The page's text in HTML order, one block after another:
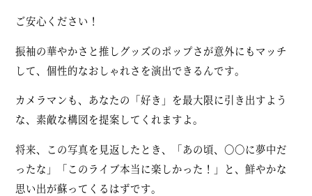
ご安心ください！
振袖の華やかさと推しグッズのポップさが意外にもマッチ
して、個性的なおしゃれさを演出できるんです。
カメラマンも、あなたの「好き」を最大限に引き出すよう
な、素敵な構図を提案してくれますよ。
将来、この写真を見返したとき、「あの頃、〇〇に夢中だ
ったな」「このライブ本当に楽しかった！」と、鮮やかな
思い出が蘇ってくるはずです。